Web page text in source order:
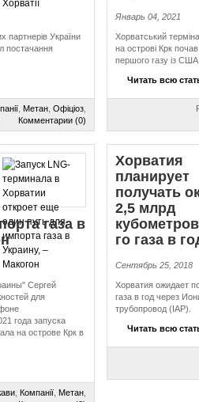
партнерів України
постачання
Метан Офіціоз
Комментарии (0)
Январь 04, 2021
Хорватський
на острові Крк
першого газу із
Читать всю
газа в
Сергей
для
года запуска
на острове Крк в
Компанії Метан
Хорватия
планирует
получать
2,5 млрд
го газа в
Сентябрь 25, 2018
Хорватия ожидает
газа в год через
трубопровод (IAP).
Читать всю